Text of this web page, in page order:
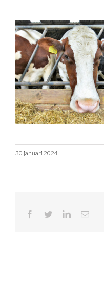
30 januari 2024
Facebook LinkedInE-